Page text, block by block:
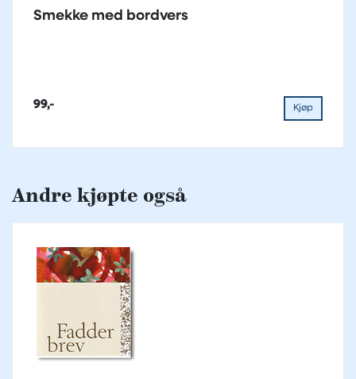
Smekke med bordvers
99,- Kjøp
Andre kjøpte også